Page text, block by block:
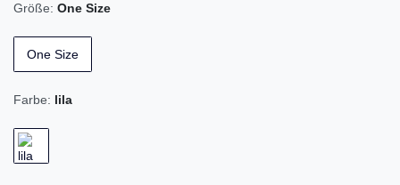
Größe: One Size
One Size
Farbe: lila